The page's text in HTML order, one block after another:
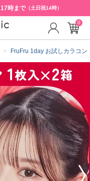
17時まで（土日祝14時）
FruFru 1day お試しカラコン
0